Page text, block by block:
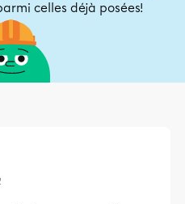
celles déjà posées!